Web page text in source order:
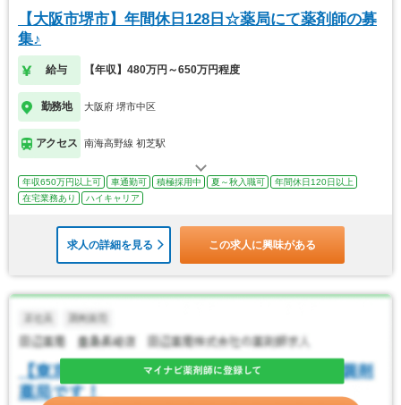
【大阪市堺市】年間休日128日☆薬局にて薬剤師の募
集♪
給与 【年収】480万円～650万円程度
勤務地 大阪府 堺市中区
アクセス 南海高野線 初芝駅
年収650万円以上可 車通勤可 積極採用中 夏～秋入職可
年間休日120日以上
在宅業務あり
ハイキャリア
求人の詳細を見る この求人に興味がある